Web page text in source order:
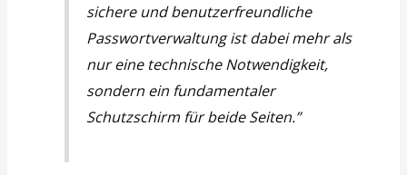
sichere und benutzerfreundliche
Passwortverwaltung ist dabei mehr als
nur eine technische Notwendigkeit,
sondern ein fundamentaler
Schutzschirm für beide Seiten.”